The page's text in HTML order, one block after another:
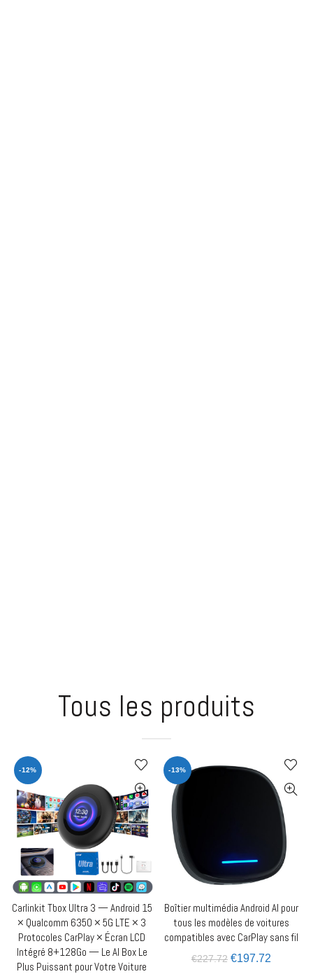
Tous les produits
-12%
AJOUTER AU PANIER
Carlinkit Tbox Ultra 3 — Android 15
× Qualcomm 6350 × 5G LTE × 3
Protocoles CarPlay × Écran LCD
Intégré 8+128Go — Le AI Box Le
Plus Puissant pour Votre Voiture
-13%
AJOUTER AU PANIER
Boîtier multimédia Android AI pour
tous les modèles de voitures
compatibles avec CarPlay sans fil
€227.72 €197.72